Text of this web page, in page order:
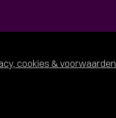
cookies & voorwaarden